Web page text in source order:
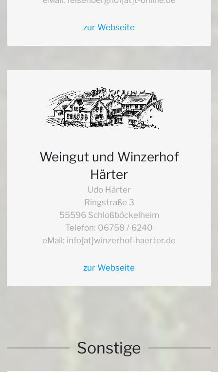
zur Webseite
Weingut und Winzerhof
Härter
Udo Härter
Ringstraße 3
55596 Schloßböckelheim
Telefon: 06758 / 6240
eMail: info[at]winzerhof-haerter.de
zur Webseite
Sonstige